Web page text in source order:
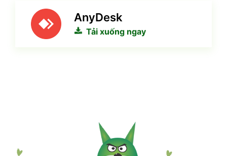
AnyDesk
Tải xuống ngay